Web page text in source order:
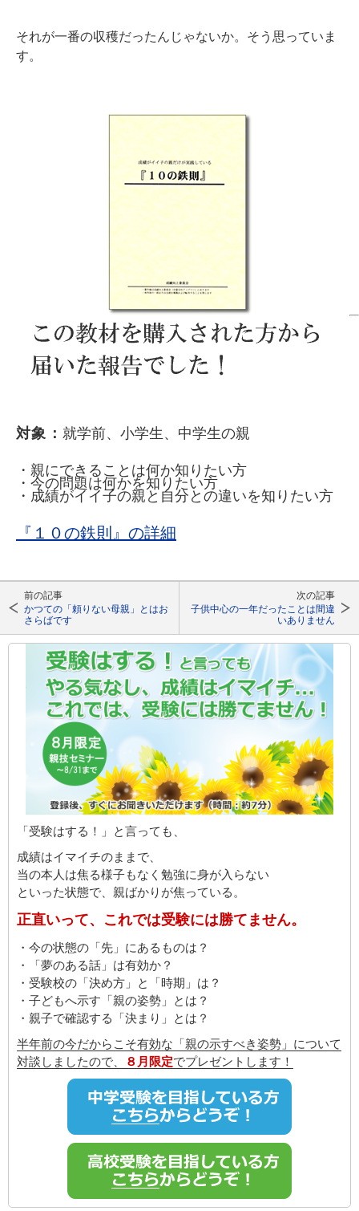
それが一番の収穫だったんじゃないか。そう思っていま
す。
対象： 就学前、小学生、中学生の親
・親にできることは何か知りたい方
・今の問題は何かを知りたい方
・成績がイイ子の親と自分との違いを知りたい方
『１０の鉄則』の詳細
前の記事
かつての「頼りない母親」とはお
さらばです
次の記事
子供中心の一年だったことは間違
いありません
「受験はする！」と言っても、
成績はイマイチのままで、
当の本人は焦る様子もなく勉強に身が入らない
といった状態で、親ばかりが焦っている。
正直いって、これでは受験には勝てません。
・今の状態の「先」にあるものは？
・「夢のある話」は有効か？
・受験校の「決め方」と「時期」は？
・子どもへ示す「親の姿勢」とは？
・親子で確認する「決まり」とは？
半年前の今だからこそ有効な「親の示すべき姿勢」について
対談しましたので、
８月限定でプレゼントします！